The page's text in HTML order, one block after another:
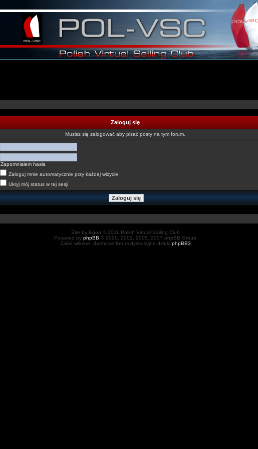
Zaloguj się
Musisz się zalogować aby pisać posty na tym forum.
Zapomniałem hasła
Zaloguj mnie automatycznie przy każdej wizycie
Ukryj mój status w tej sesji
Site by Egon © 2011 Polish Virtual Sailing Club
Powered by phpBB © 2000, 2002, 2005, 2007 phpBB Group
Załóż własne, darmowe forum dyskusyjne dzięki phpBB3